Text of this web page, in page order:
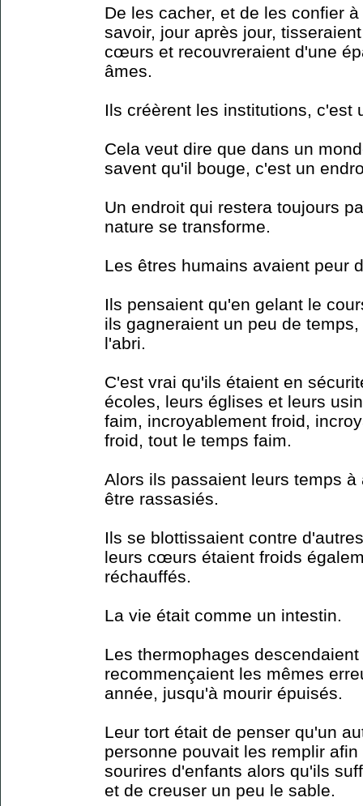
De les cacher, et de les confier
savoir, jour après jour,
cœurs et recouvreraient d'une
âmes.
Ils créèrent les institutions, c'est
Cela veut dire que dans un
savent qu'il bouge, c'est un
Un endroit qui restera toujours
nature se transforme.
Les êtres humains avaient peur
Ils pensaient qu'en gelant le
ils gagneraient un peu de
l'abri.
C'est vrai qu'ils étaient en
écoles, leurs églises et leurs
faim, incroyablement froid,
froid, tout le temps faim.
Alors ils passaient leurs temps
être rassasiés.
Ils se blottissaient contre
leurs cœurs étaient froids
réchauffés.
La vie était comme un intestin.
Les thermophages
recommençaient les mêmes
année, jusqu'à mourir épuisés.
Leur tort était de penser qu'un
personne pouvait les remplir
sourires d'enfants alors qu'ils
et de creuser un peu le sable.